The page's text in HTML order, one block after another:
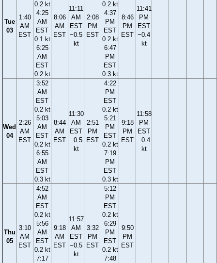
Tue
03
1:40
AM
EST
0.2 kt
4:25
AM
EST
0.1 kt
6:25
AM
EST
0.2 kt
8:06
AM
EST
11:11
AM
EST
−0.5
kt
2:08
PM
EST
0.2 kt
4:37
PM
EST
0.2 kt
6:47
PM
EST
0.3 kt
8:46
PM
EST
11:41
PM
EST
−0.4
kt
Wed
04
2:26
AM
EST
3:52
AM
EST
0.2 kt
5:03
AM
EST
0.2 kt
6:55
AM
EST
0.3 kt
8:44
AM
EST
11:30
AM
EST
−0.5
kt
2:51
PM
EST
4:22
PM
EST
0.2 kt
5:21
PM
EST
0.2 kt
7:19
PM
EST
0.3 kt
9:18
PM
EST
11:58
PM
EST
−0.4
kt
Thu
05
3:10
AM
EST
4:52
AM
EST
0.2 kt
5:56
AM
EST
0.2 kt
7:17
9:18
AM
EST
11:57
AM
EST
−0.5
kt
3:32
PM
EST
5:12
PM
EST
0.2 kt
6:29
PM
EST
0.2 kt
7:48
9:50
PM
EST